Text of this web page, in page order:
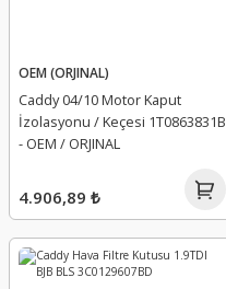
OEM (ORJINAL)
Caddy 04/10 Motor Kaput
İzolasyonu / Keçesi 1T0863831B
- OEM / ORJINAL
4.906,89 ₺